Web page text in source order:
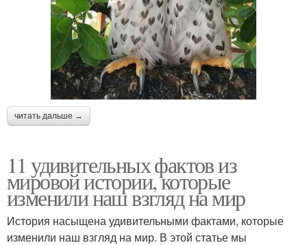
читать дальше →
11 удивительных фактов из
мировой истории, которые
изменили наш взгляд на мир
История насыщена удивительными фактами, которые
изменили наш взгляд на мир. В этой статье мы